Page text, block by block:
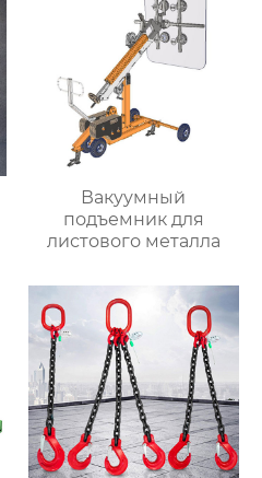
Вакуумный
подъемник для
листового металла